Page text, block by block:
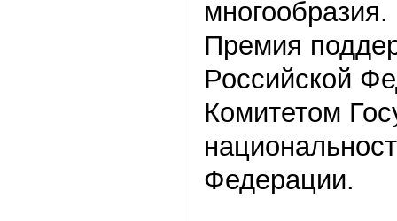
многообразия.
Премия
Российской
Комитетом
Федерации.